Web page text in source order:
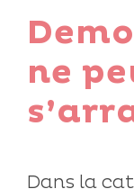
ne
Dans la